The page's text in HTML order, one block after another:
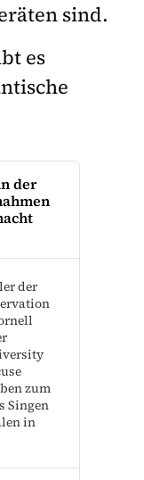
sind.
es
der
der
zum
Singen
in